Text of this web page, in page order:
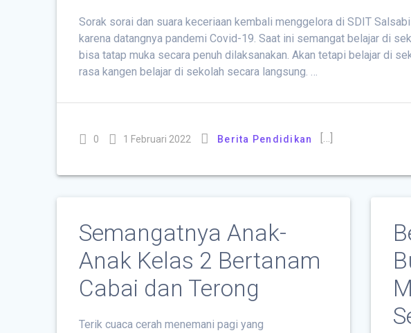
Sorak sorai dan suara keceriaan kembali menggelora di SDIT
karena datangnya pandemi Covid-19. Saat ini semangat belajar di
bisa tatap muka secara penuh dilaksanakan. Akan tetapi belajar di
rasa kangen belajar di sekolah secara langsung. …
0 1 Februari 2022 Berita Pendidikan […]
Semangatnya Anak-
Anak Kelas 2 Bertanam
Cabai dan Terong
Terik cuaca cerah menemani pagi yang